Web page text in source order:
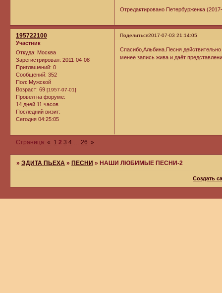
Отредактировано Петербурженка
Поделиться2017-07-03 21:14:05
195722100
Участник
Откуда: Москва
Зарегистрирован: 2011-04-08
Приглашений: 0
Сообщений: 352
Пол: Мужской
Возраст: 69 [1957-07-01]
Провел на форуме:
14 дней 11 часов
Последний визит:
Сегодня 04:25:05
Спасибо,Альбина.Песня
менее запись жива и даёт
Страница:« 1 2 3 4 … 26 »
»ЭДИТА ПЬЕХА »ПЕСНИ »НАШИ ЛЮБИМЫЕ ПЕСНИ-2
Создать